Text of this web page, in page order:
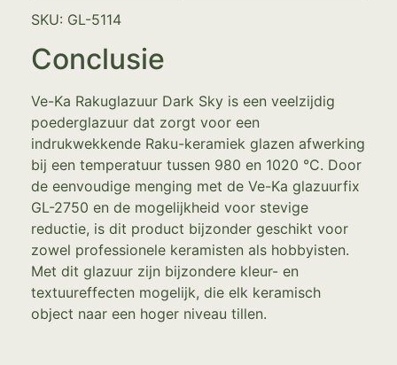
SKU: GL-5114
Conclusie
Ve-Ka Rakuglazuur Dark Sky is een veelzijdig
poederglazuur dat zorgt voor een
indrukwekkende Raku-keramiek glazen afwerking
bij een temperatuur tussen 980 en 1020 °C. Door
de eenvoudige menging met de Ve-Ka glazuurfix
GL-2750 en de mogelijkheid voor stevige
reductie, is dit product bijzonder geschikt voor
zowel professionele keramisten als hobbyisten.
Met dit glazuur zijn bijzondere kleur- en
textuureffecten mogelijk, die elk keramisch
object naar een hoger niveau tillen.